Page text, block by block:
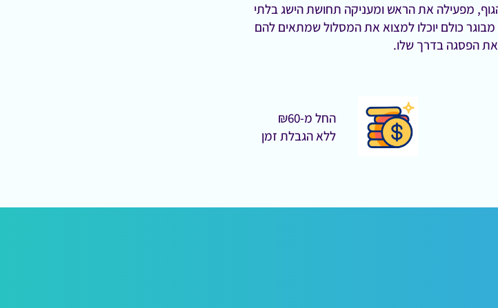
מפעילה את הראש ומעניקה תחושת הישג בלתי
כולם יוכלו למצוא את המסלול שמתאים להם
את הפסגה בדרך שלו.
החל מ-₪60
ללא הגבלת זמן